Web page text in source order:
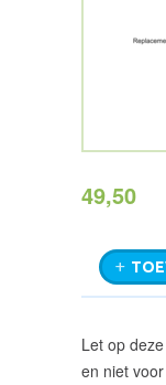
49,50
Let op
en niet